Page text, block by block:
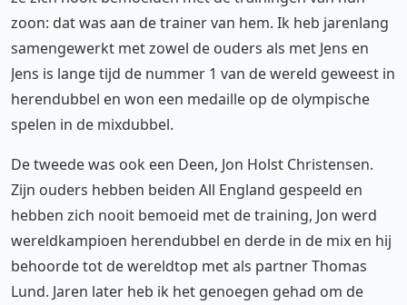
zoon: dat was aan de trainer van hem. Ik heb jarenlang
samengewerkt met zowel de ouders als met Jens en
Jens is lange tijd de nummer 1 van de wereld geweest in
herendubbel en won een medaille op de olympische
spelen in de mixdubbel.
De tweede was ook een Deen, Jon Holst Christensen.
Zijn ouders hebben beiden All England gespeeld en
hebben zich nooit bemoeid met de training, Jon werd
wereldkampioen herendubbel en derde in de mix en hij
behoorde tot de wereldtop met als partner Thomas
Lund. Jaren later heb ik het genoegen gehad om de